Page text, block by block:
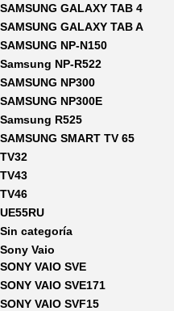
SAMSUNG GALAXY TAB 4
SAMSUNG GALAXY TAB A
SAMSUNG NP-N150
Samsung NP-R522
SAMSUNG NP300
SAMSUNG NP300E
Samsung R525
SAMSUNG SMART TV 65
TV32
TV43
TV46
UE55RU
Sin categoría
Sony Vaio
SONY VAIO SVE
SONY VAIO SVE171
SONY VAIO SVF15